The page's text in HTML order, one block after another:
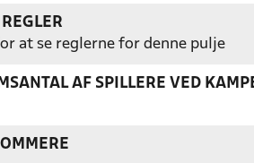
at se reglerne for denne pulje
AF SPILLERE VED